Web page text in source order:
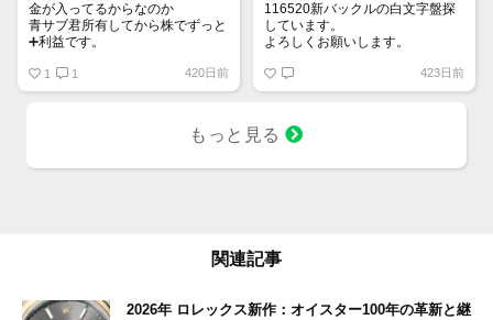
金が入ってるからなのか
青サブ君所有してから株でずっと
➕利益です。
銘柄番号7932 ニッピ
1 1 420日前
116520新バックルの白文字盤探
しています。
よろしくお願いします。
423日前
もっと見る
関連記事
2026年 ロレックス新作：オイスター100年の革新と継